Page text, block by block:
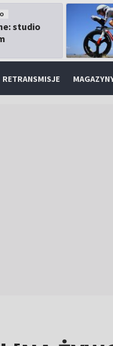
studio
RETRANSMISJE